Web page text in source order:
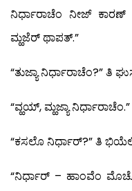
ನಿರ್ಧಾರಾಚೆಂ ನೀಜ್ ಕಾರಣ್
ಮ್ಹಜೆರ್ ಥಾಪತ್.”
“ತುಜ್ಯಾ ನಿರ್ಧಾರಾಚೆಂ?” ತಿ
“ವ್ಹಯ್, ಮ್ಹಜ್ಯಾ ನಿರ್ಧಾರಾಚೆಂ.”
“ಕಸಲೊ ನಿರ್ಧಾರ್?” ತಿ
“ನಿರ್ಧಾರ್ – ಹಾಂವೆಂ